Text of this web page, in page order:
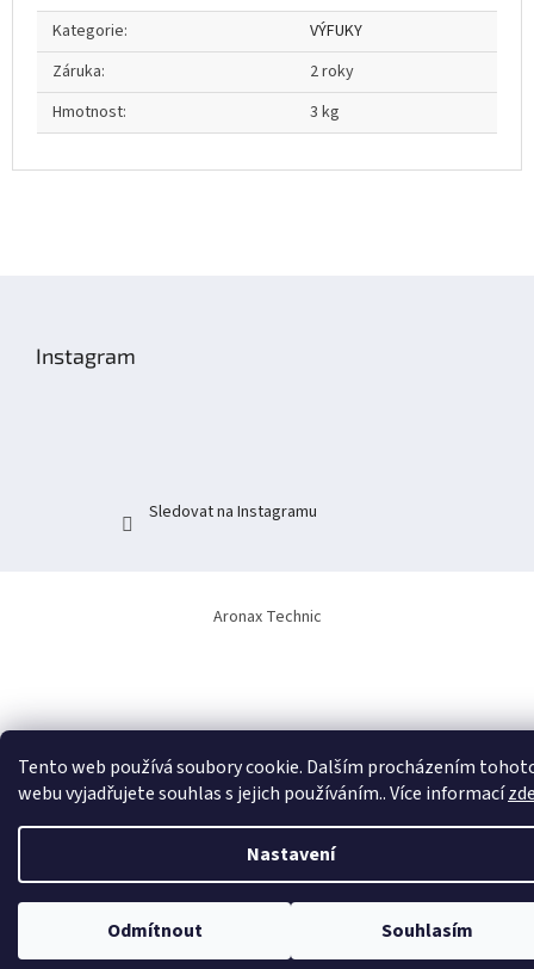
Tento web používá soubory cookie. Dalším procházením
webu vyjadřujete souhlas s jejich používáním.. Více informací
Nastavení
Odmítnout Souhlasím
Kategorie:
VÝFUKY
Záruka:
2 roky
Hmotnost: 3 kg
Instagram
Sledovat na Instagramu
Aronax Technic